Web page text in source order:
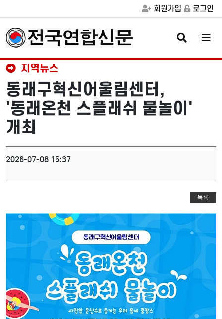
회원가입 로그인
검
색
버
메
버
지역뉴스
동래구혁신어울림센터,
'동래온천 스플래쉬 물놀이'
개최
2026-07-08 15:37
목록